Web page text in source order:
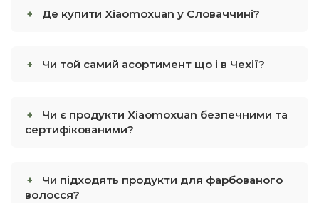
Де купити Xiaomoxuan у Словаччині?
Чи той самий асортимент що і в Чехії?
Чи є продукти Xiaomoxuan безпечними та
сертифікованими?
Чи підходять продукти для фарбованого
волосся?